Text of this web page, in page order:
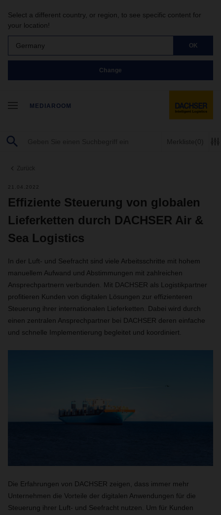
Select a different country, or region, to see specific content for
your location!
Germany OK
Change
MEDIAROOM
Merkliste(0)
Zurück
21.04.2022
Effiziente Steuerung von globalen
Lieferketten durch DACHSER Air &
Sea Logistics
In der Luft- und Seefracht sind viele Arbeitsschritte mit hohem
manuellem Aufwand und Abstimmungen mit zahlreichen
Ansprechpartnern verbunden. Mit DACHSER als Logistikpartner
profitieren Kunden von digitalen Lösungen zur effizienteren
Steuerung ihrer internationalen Lieferketten. Dabei wird durch
einen zentralen Ansprechpartner bei DACHSER deren einfache
und schnelle Implementierung begleitet und koordiniert.
Die Erfahrungen von DACHSER zeigen, dass immer mehr
Unternehmen die Vorteile der digitalen Anwendungen für die
Steuerung ihrer Luft- und Seefracht nutzen. Um für Kunden